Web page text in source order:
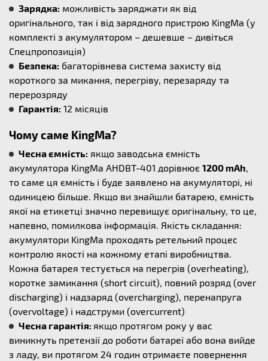
Зарядка: можливість заряджати як від
оригінального, так і від зарядного пристрою KingMa (у
комплекті з акумулятором – дешевше – дивіться
Спецпропозиція)
Безпека: багаторівнева система захисту від
короткого за микання, перегріву, перезаряду та
перерозряду
Гарантія: 12 місяців
Чому саме KingMa?
Чесна ємність: якщо заводська ємність
акумулятора KingMa AHDBT-401 дорівнює 1200 mAh,
то саме ця ємність і буде заявлено на акумуляторі, ні
одиницею більше. Якщо ви знайшли батарею, ємність
якої на етикетці значно перевищує оригінальну, то це,
напевно, помилкова інформація. Якість складання:
акумулятори KingMa проходять ретельний процес
контролю якості на кожному етапі виробництва.
Кожна батарея тестується на перегрів (overheating),
коротке замикання (short circuit), повний розряд (over
discharging) і надзаряд (overcharging), перенапруга
(overvoltage) і надструми (overcurrent)
Чесна гарантія: якщо протягом року у вас
виникнуть претензії до роботи батареї або вона вийде
з ладу, ви протягом 24 годин отримаєте повернення